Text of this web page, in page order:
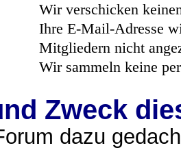
Wir verschicken
Ihre E-Mail-Adresse
Mitgliedern nicht
Wir sammeln keine
Zweck
dazu